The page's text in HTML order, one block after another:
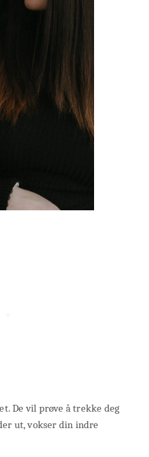
De vil prøve å trekke deg
ut, vokser din indre